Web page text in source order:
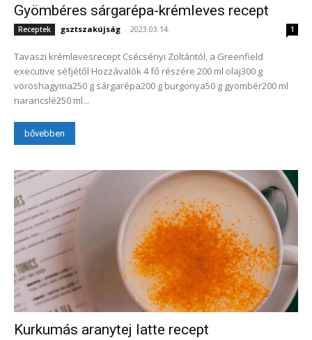
Gyömbéres sárgarépa-krémleves recept
Receptek gsztszakújság - 2023.03.14. 1
Tavaszi krémlevesrecept Csécsényi Zoltántól, a Greenfield
executive séfjétől Hozzávalók 4 fő részére 200 ml olaj300 g
vöröshagyma250 g sárgarépa200 g burgonya50 g gyömbér200 ml
narancslé250 ml...
bővebben
Kurkumás aranytej latte recept